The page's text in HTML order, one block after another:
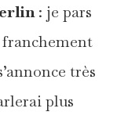
: je pars
franchement
très
plus